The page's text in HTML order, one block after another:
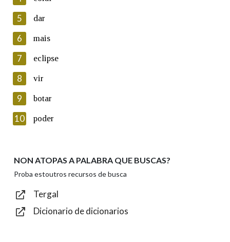
Lin e acepto as condicións da política de
Introduce o código que aparece na imaxe:
Texto de verificación
Enviar
5 dar
6 mais
7 eclipse
8 vir
9 botar
10 poder
NON ATOPAS A PALABRA QUE BUSCAS?
Proba estoutros recursos de busca
Tergal
Dicionario de dicionarios